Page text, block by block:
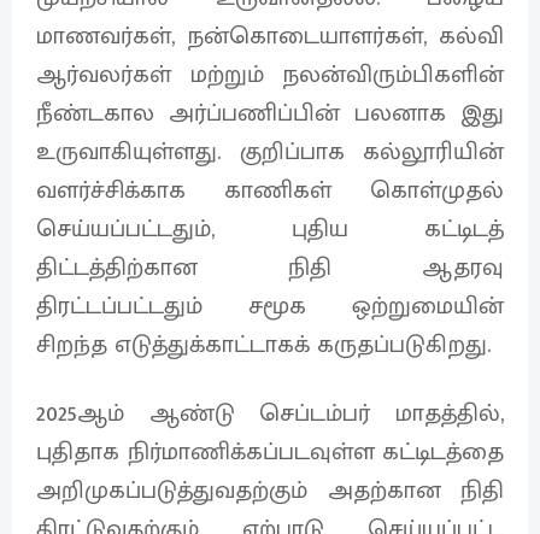
மாணவர்கள், நன்கொடையாளர்கள், கல்வி
ஆர்வலர்கள் மற்றும் நலன்விரும்பிகளின்
நீண்டகால அர்ப்பணிப்பின் பலனாக இது
உருவாகியுள்ளது. குறிப்பாக கல்லூரியின்
வளர்ச்சிக்காக காணிகள் கொள்முதல்
செய்யப்பட்டதும், புதிய கட்டிடத்
திட்டத்திற்கான நிதி ஆதரவு
திரட்டப்பட்டதும் சமூக ஒற்றுமையின்
சிறந்த எடுத்துக்காட்டாகக் கருதப்படுகிறது.
2025ஆம் ஆண்டு செப்டம்பர் மாதத்தில்,
புதிதாக நிர்மாணிக்கப்படவுள்ள கட்டிடத்தை
அறிமுகப்படுத்துவதற்கும் அதற்கான நிதி